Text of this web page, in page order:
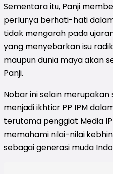
Sementara itu, Panji
perlunya berhati-hati
tidak mengarah pada
yang menyebarkan isu
maupun dunia maya akan
Panji.
Nobar ini selain
menjadi ikhtiar PP IPM
terutama penggiat Media
memahami nilai-nilai
sebagai generasi muda